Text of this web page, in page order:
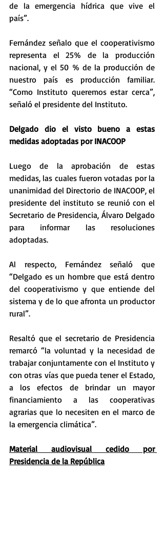
de la emergencia hídrica que vive el
país”.
Fernández señalo que el cooperativismo
representa el 25% de la producción
nacional, y el 50 % de la producción de
nuestro país es producción familiar.
“Como Instituto queremos estar cerca”,
señaló el presidente del Instituto.
Delgado dio el visto bueno a estas
medidas adoptadas por INACOOP
Luego de la aprobación de estas
medidas, las cuales fueron votadas por la
unanimidad del Directorio de INACOOP, el
presidente del instituto se reunió con el
Secretario de Presidencia, Álvaro Delgado
para informar las resoluciones
adoptadas.
Al respecto, Fernández señaló que
“Delgado es un hombre que está dentro
del cooperativismo y que entiende del
sistema y de lo que afronta un productor
rural”.
Resaltó que el secretario de Presidencia
remarcó “la voluntad y la necesidad de
trabajar conjuntamente con el Instituto y
con otras vías que pueda tener el Estado,
a los efectos de brindar un mayor
financiamiento a las cooperativas
agrarias que lo necesiten en el marco de
la emergencia climática”.
Material audiovisual cedido por
Presidencia de la República